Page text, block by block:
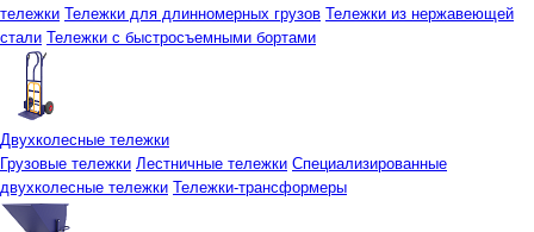
тележки Тележки для длинномерных грузов Тележки из нержавеющей
стали Тележки с быстросъемными бортами
Двухколесные тележки
Грузовые тележки Лестничные тележки Специализированные
двухколесные тележки Тележки-трансформеры